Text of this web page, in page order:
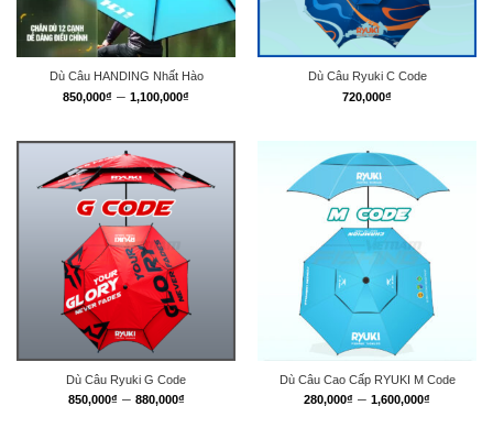
Dù Câu HANDING Nhất Hào
850,000₫ – 1,100,000₫
850,000₫
1,100,000₫
Dù Câu Ryuki C Code
720,000₫
Dù Câu Ryuki G Code
850,000₫ – 880,000₫Khoảng
Dù Câu Cao Cấp RYUKI M Code
280,000₫ – 1,600,000₫